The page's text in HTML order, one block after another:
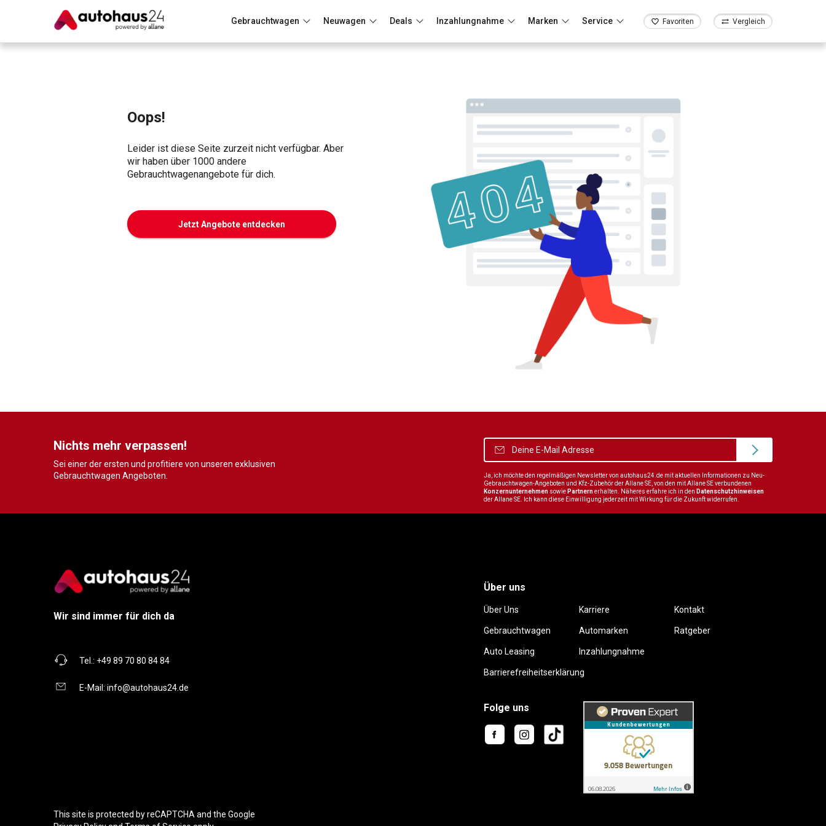
Gebrauchtwagen Neuwagen Deals Inzahlungnahme Marken Service Favoriten Vergleich
Oops!
Leider ist diese Seite zurzeit nicht verfügbar. Aber
wir haben über 1000 andere
Gebrauchtwagenangebote für dich.
Jetzt Angebote entdecken
Nichts mehr verpassen!
Sei einer der ersten und profitiere von unseren exklusiven
Gebrauchtwagen Angeboten.
Ja, ich möchte den regelmäßigen Newsletter von autohaus24.de mit aktuellen Informationen zu Neu-
Gebrauchtwagen-Angeboten und Kfz-Zubehör der Allane SE, von den mit Allane SE verbundenen
Konzernunternehmen sowie Partnernerhalten. Näheres erfahre ich in den Datenschutzhinweisen
der Allane SE. Ich kann diese Einwilligung jederzeit mit Wirkung für die Zukunft widerrufen.
Wir sind immer für dich da
Tel.: +49 89 70 80 84 84
E-Mail: info@autohaus24.de
Über uns
Über Uns Karriere Kontakt
Gebrauchtwagen Automarken Ratgeber
Auto Leasing Inzahlungnahme
Barrierefreiheitserklärung
Folge uns
This site is protected by reCAPTCHA and the Google